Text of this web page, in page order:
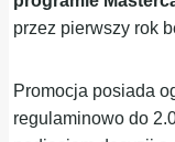
przez pierwszy rok
Promocja posiada
regulaminowo do